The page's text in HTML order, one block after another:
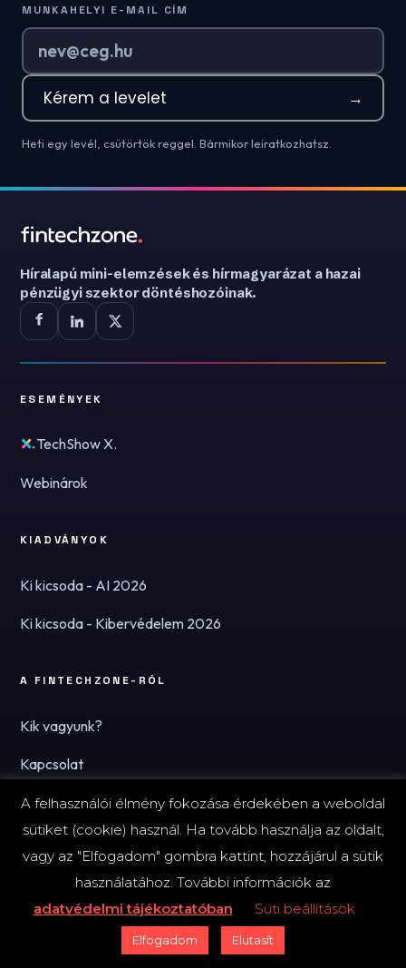
MUNKAHELYI E-MAIL CÍM
Kérem a levelet →
Heti egy levél, csütörtök reggel. Bármikor leiratkozhatsz.
Híralapú mini-elemzések és hírmagyarázat a hazai
pénzügyi szektor döntéshozóinak.
ESEMÉNYEK
TechShow X.
Webinárok
KIADVÁNYOK
Ki kicsoda - AI 2026
Ki kicsoda - Kibervédelem 2026
A FINTECHZONE-RÓL
Kik vagyunk?
Kapcsolat
Hírlevél
© 2026 FinTechZone.hu - A FinTech Group Kft.
Adatvédelmi tájékoztató (PDF)Süti-beállítások
A felhasználói élmény fokozása érdekében a weboldal
sütiket (cookie) használ. Ha tovább használja az oldalt,
vagy az "Elfogadom" gombra kattint, hozzájárul a sütik
használatához. További információk az
adatvédelmi tájékoztatóban
Süti beállítások
Elfogadom Elutasít